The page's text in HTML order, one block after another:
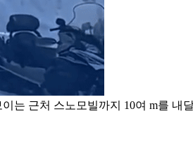
는 근처 스노모빌까지 10여 m를 내